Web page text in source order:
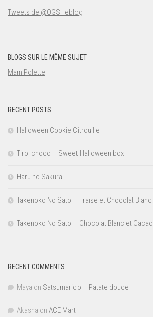
Tweets de @OGS_leblog
BLOGS SUR LE MÊME SUJET
Mam Polette
RECENT POSTS
Halloween Cookie Citrouille
Tirol choco – Sweet Halloween box
Haru no Sakura
Takenoko No Sato – Fraise et Chocolat Blanc
Takenoko No Sato – Chocolat Blanc et Cacao
RECENT COMMENTS
Maya on Satsumarico – Patate douce
Akasha on ACE Mart